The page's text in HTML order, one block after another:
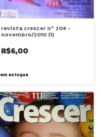
revista crescer nº 204 -
novembro/2010 (1)
R$6,00
em estoque